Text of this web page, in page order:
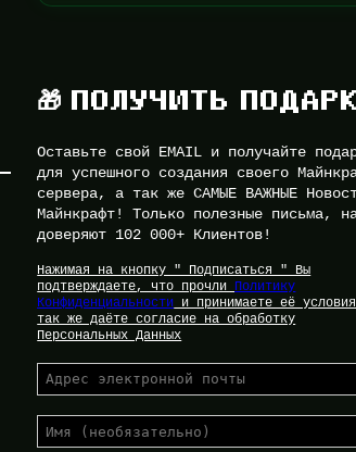
🎁 ПОЛУЧИТЬ
Оставьте свой EMAIL и получайте
для успешного создания своего
сервера, а так же САМЫЕ ВАЖНЫЕ
Майнкрафт! Только полезные письма,
доверяют 102 000+ Клиентов!
Нажимая на кнопку " Подписаться " Вы
подтверждаете, что прочли Политику
Конфиденциальности и принимаете её
так же даёте согласие на обработку
Персональных Данных